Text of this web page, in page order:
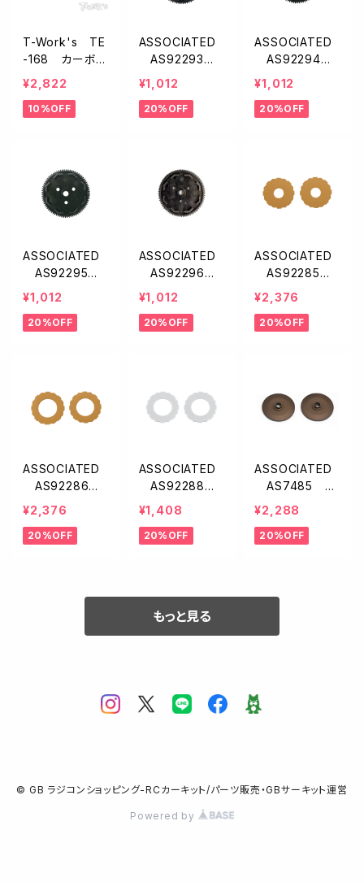
T-Work's TE
-168 カーボン
バッテリーストラ
ップ【アソシB6.1.
B6.2.3.4用T6.1
¥2,822
10%OFF
ASSOCIATED
AS92293
オクタロック ス
パーギヤ・48P
【72T】
¥1,012
20%OFF
ASSOCIATED
AS92294
オクタロック ス
パーギヤ・48P
【75T】
¥1,012
20%OFF
ASSOCIATED
AS92295
オクタロック ス
パーギヤ・48P
【78T】
¥1,012
20%OFF
ASSOCIATED
AS92296
オクタロック ス
パーギヤ・48P
【81T】
¥1,012
20%OFF
ASSOCIATED
AS92285
オクタクロックL
CFスリッパ—パ
ッド・11mm【B6.
¥2,376
20%OFF
ASSOCIATED
AS92286 F
T オクタロック
LCFスリッパ—
パッド・19mm【B
¥2,376
20%OFF
ASSOCIATED
AS92288
オクタロックスリ
ッパ—パッド・19
mm【B6.3/SC6.
¥1,408
20%OFF
ASSOCIATED
AS7485 FT
スリッパ—ハブV
¥2,288
20%OFF
もっと見る
© GB ラジコンショッピング-RCカーキット/パーツ販売・GBサーキット運営
Powered by